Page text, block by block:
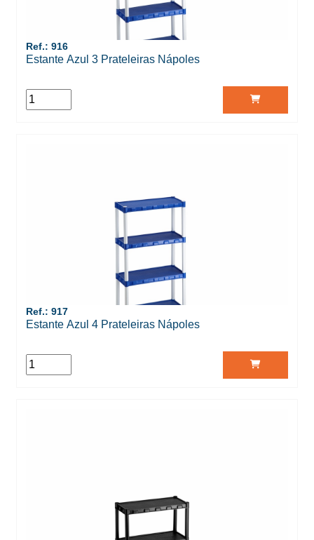
Ref.: 916
Estante Azul 3 Prateleiras Nápoles
Ref.: 917
Estante Azul 4 Prateleiras Nápoles